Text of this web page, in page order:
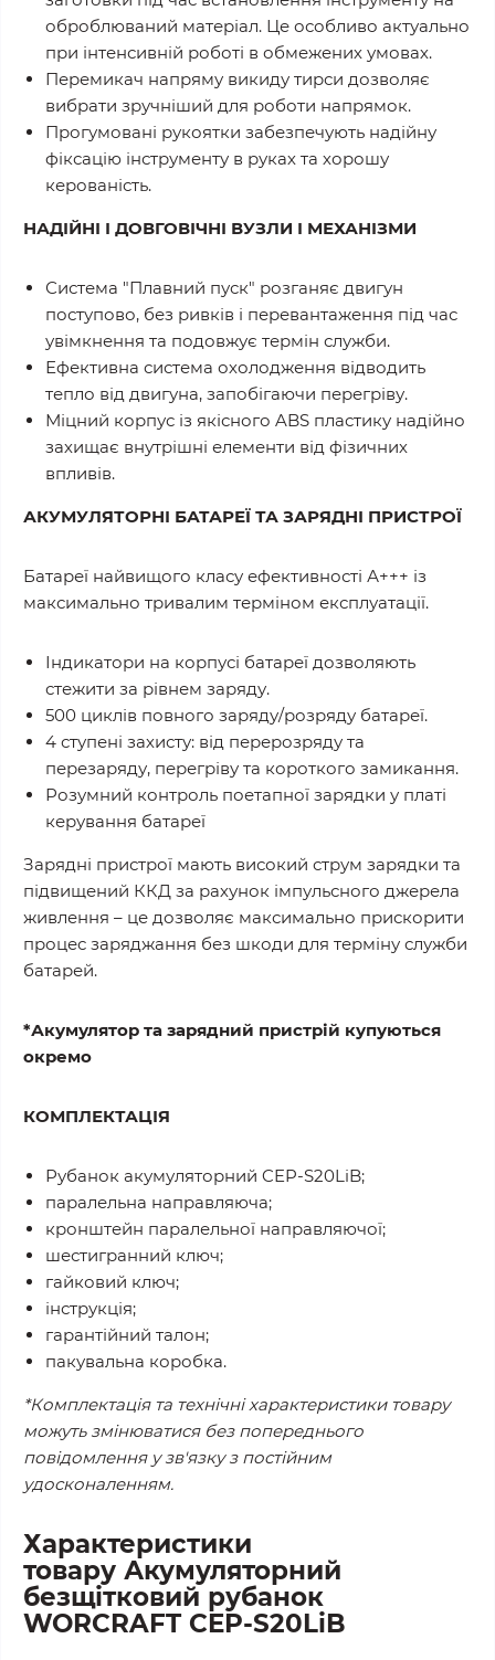
оброблюваний матеріал. Це особливо актуально
при інтенсивній роботі в обмежених умовах.
Перемикач напряму викиду тирси дозволяє
вибрати зручніший для роботи напрямок.
Прогумовані рукоятки забезпечують надійну
фіксацію інструменту в руках та хорошу
керованість.
НАДІЙНІ І ДОВГОВІЧНІ ВУЗЛИ І МЕХАНІЗМИ
Система "Плавний пуск" розганяє двигун
поступово, без ривків і перевантаження під час
увімкнення та подовжує термін служби.
Ефективна система охолодження відводить
тепло від двигуна, запобігаючи перегріву.
Міцний корпус із якісного ABS пластику надійно
захищає внутрішні елементи від фізичних
впливів.
АКУМУЛЯТОРНІ БАТАРЕЇ ТА ЗАРЯДНІ ПРИСТРОЇ
Батареї найвищого класу ефективності А+++ із
максимально тривалим терміном експлуатації.
Індикатори на корпусі батареї дозволяють
стежити за рівнем заряду.
500 циклів повного заряду/розряду батареї.
4 ступені захисту: від перерозряду та
перезаряду, перегріву та короткого замикання.
Розумний контроль поетапної зарядки у платі
керування батареї
Зарядні пристрої мають високий струм зарядки та
підвищений ККД за рахунок імпульсного джерела
живлення – це дозволяє максимально прискорити
процес заряджання без шкоди для терміну служби
батарей.
*Акумулятор та зарядний пристрій купуються
окремо
КОМПЛЕКТАЦІЯ
Рубанок акумуляторний CEP-S20LiB;
паралельна направляюча;
кронштейн паралельної направляючої;
шестигранний ключ;
гайковий ключ;
інструкція;
гарантійний талон;
пакувальна коробка.
*Комплектація та технічні характеристики товару
можуть змінюватися без попереднього
повідомлення у зв'язку з постійним
удосконаленням.
Характеристики
товару Акумуляторний
безщітковий рубанок
WORCRAFT CEP-S20LiB